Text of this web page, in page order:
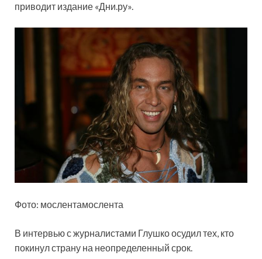
приводит издание «Дни.ру».
Фото: мослентамослента
В интервью с журналистами Глушко осудил тех, кто
покинул страну на неопределенный срок.